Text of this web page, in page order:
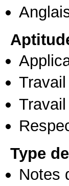
Travail
Type
Notes